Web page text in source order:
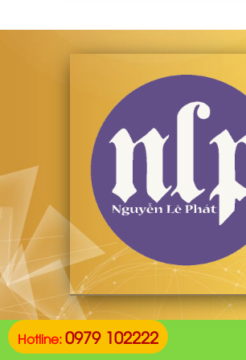
Hotline:0979 102222